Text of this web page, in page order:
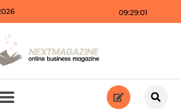
09:29:02